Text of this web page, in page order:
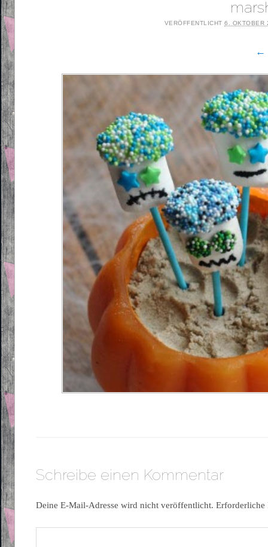
VERÖFFENTLICHT6. OKTOBER
←
Schreibe einen Kommentar
Deine E-Mail-Adresse wird nicht veröffentlicht.